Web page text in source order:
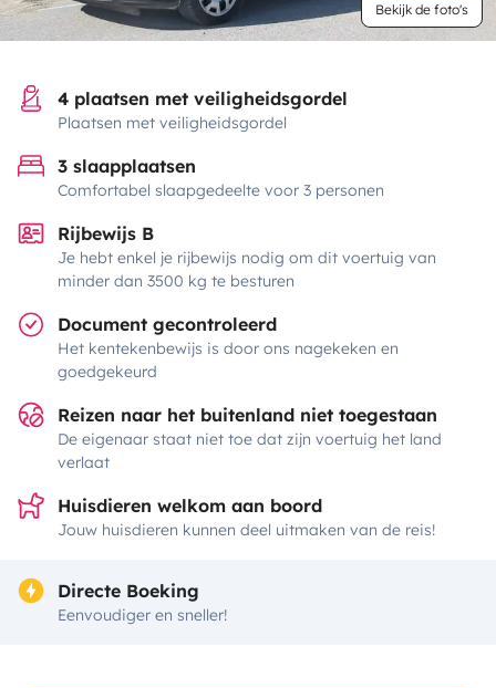
Bekijk de foto's
4 plaatsen met veiligheidsgordel
Plaatsen met veiligheidsgordel
3 slaapplaatsen
Comfortabel slaapgedeelte voor 3 personen
Rijbewijs B
Je hebt enkel je rijbewijs nodig om dit voertuig van
minder dan 3500 kg te besturen
Document gecontroleerd
Het kentekenbewijs is door ons nagekeken en
goedgekeurd
Reizen naar het buitenland niet toegestaan
De eigenaar staat niet toe dat zijn voertuig het land
verlaat
Huisdieren welkom aan boord
Jouw huisdieren kunnen deel uitmaken van de reis!
Directe Boeking
Eenvoudiger en sneller!